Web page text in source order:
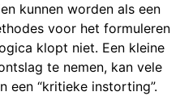
kunnen worden als een
voor het formuleren
klopt niet. Een kleine
te nemen, kan vele
een “kritieke instorting”.